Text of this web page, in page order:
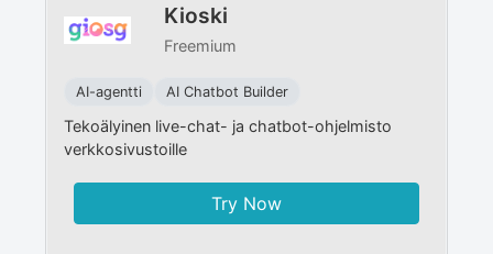
Kioski
Freemium
AI-agentti AI Chatbot Builder
Tekoälyinen live-chat- ja chatbot-ohjelmisto
verkkosivustoille
Try Now